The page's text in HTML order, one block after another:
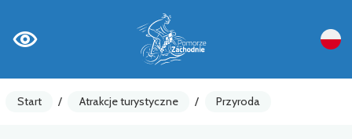
Start / Atrakcje turystyczne / Przyroda